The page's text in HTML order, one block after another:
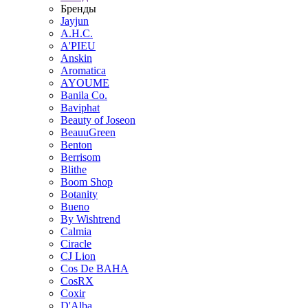
Бренды
Jayjun
A.H.C.
A'PIEU
Anskin
Aromatica
AYOUME
Banila Co.
Baviphat
Beauty of Joseon
BeauuGreen
Benton
Berrisom
Blithe
Boom Shop
Botanity
Bueno
By Wishtrend
Calmia
Ciracle
CJ Lion
Cos De BAHA
CosRX
Coxir
D'Alba